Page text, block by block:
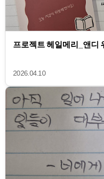
프로젝트 헤일메리_앤디
2026.04.10